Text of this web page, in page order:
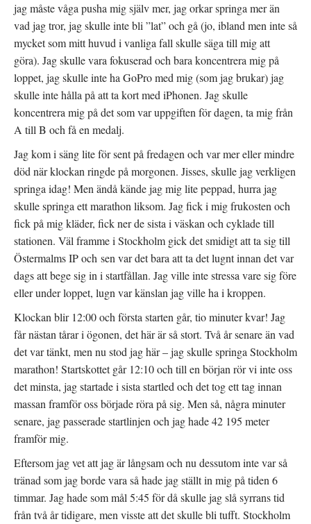
jag måste våga pusha mig själv mer, jag orkar springa mer än
vad jag tror, jag skulle inte bli ”lat” och gå (jo, ibland men inte så
mycket som mitt huvud i vanliga fall skulle säga till mig att
göra). Jag skulle vara fokuserad och bara koncentrera mig på
loppet, jag skulle inte ha GoPro med mig (som jag brukar) jag
skulle inte hålla på att ta kort med iPhonen. Jag skulle
koncentrera mig på det som var uppgiften för dagen, ta mig från
A till B och få en medalj.
Jag kom i säng lite för sent på fredagen och var mer eller mindre
död när klockan ringde på morgonen. Jisses, skulle jag verkligen
springa idag! Men ändå kände jag mig lite peppad, hurra jag
skulle springa ett marathon liksom. Jag fick i mig frukosten och
fick på mig kläder, fick ner de sista i väskan och cyklade till
stationen. Väl framme i Stockholm gick det smidigt att ta sig till
Östermalms IP och sen var det bara att ta det lugnt innan det var
dags att bege sig in i startfållan. Jag ville inte stressa vare sig före
eller under loppet, lugn var känslan jag ville ha i kroppen.
Klockan blir 12:00 och första starten går, tio minuter kvar! Jag
får nästan tårar i ögonen, det här är så stort. Två år senare än vad
det var tänkt, men nu stod jag här – jag skulle springa Stockholm
marathon! Startskottet går 12:10 och till en början rör vi inte oss
det minsta, jag startade i sista startled och det tog ett tag innan
massan framför oss började röra på sig. Men så, några minuter
senare, jag passerade startlinjen och jag hade 42 195 meter
framför mig.
Eftersom jag vet att jag är långsam och nu dessutom inte var så
tränad som jag borde vara så hade jag ställt in mig på tiden 6
timmar. Jag hade som mål 5:45 för då skulle jag slå syrrans tid
från två år tidigare, men visste att det skulle bli tufft. Stockholm